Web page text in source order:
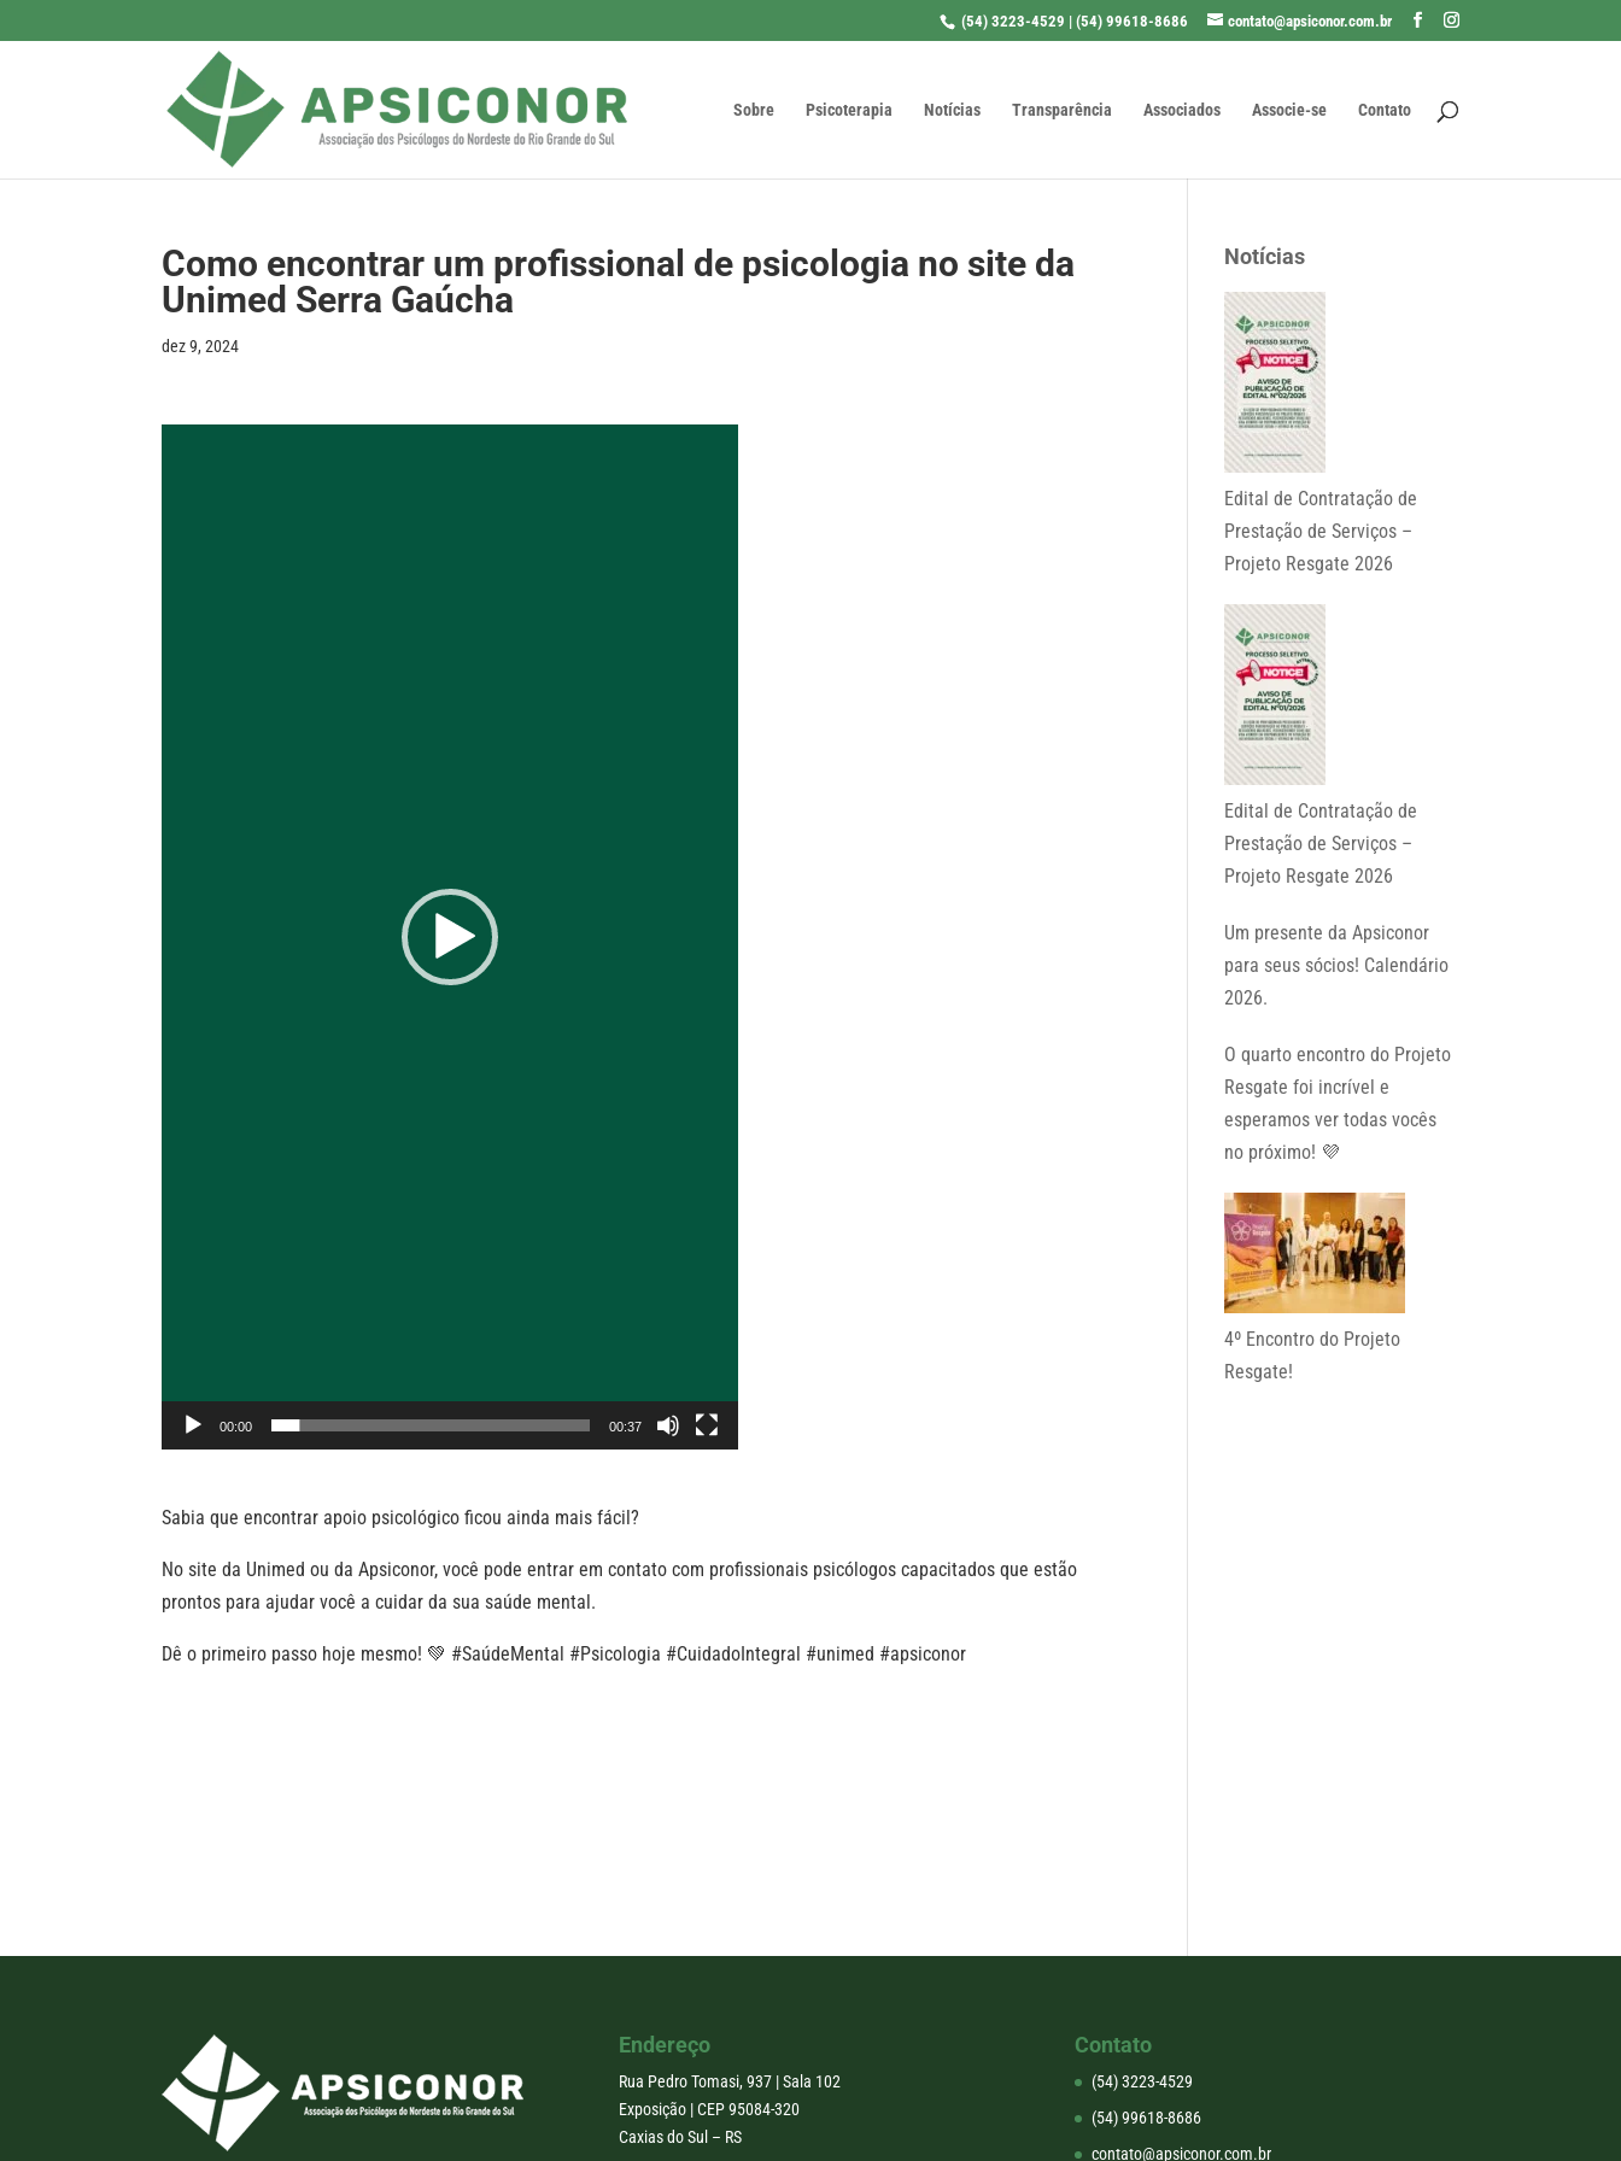
(54) 3223-4529 | (54) 99618-8686 contato@apsiconor.com.br
Sobre Psicoterapia Notícias Transparência Associados Associe-se Contato
Como encontrar um profissional de psicologia no site da
Unimed Serra Gaúcha
dez 9, 2024
00:00 00:37
Sabia que encontrar apoio psicológico ficou ainda mais fácil?
No site da Unimed ou da Apsiconor, você pode entrar em contato com profissionais psicólogos capacitados que estão
prontos para ajudar você a cuidar da sua saúde mental.
Dê o primeiro passo hoje mesmo! 💚 #SaúdeMental #Psicologia #CuidadoIntegral #unimed #apsiconor
Notícias
Edital de Contratação de
Prestação de Serviços –
Projeto Resgate 2026
Edital de Contratação de
Prestação de Serviços –
Projeto Resgate 2026
Um presente da Apsiconor
para seus sócios! Calendário
2026.
O quarto encontro do Projeto
Resgate foi incrível e
esperamos ver todas vocês
no próximo! 💜
4º Encontro do Projeto
Resgate!
Endereço
Rua Pedro Tomasi, 937 | Sala 102
Exposição | CEP 95084-320
Caxias do Sul – RS
Contato
(54) 3223-4529
(54) 99618-8686
contato@apsiconor.com.br